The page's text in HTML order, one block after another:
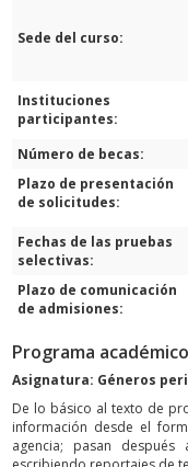
Sede del curso:
Instituciones
participantes:
Número de becas:
Plazo de presentación
de solicitudes:
Fechas de las pruebas
selectivas:
Plazo de comunicación
de admisiones:
Programa académico
Asignatura: Géneros
De lo básico al texto de
información desde el
agencia; pasan